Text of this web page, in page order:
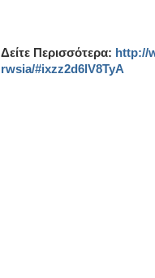
Δείτε Περισσότερα: http://
rwsia/#ixzz2d6lV8TyA